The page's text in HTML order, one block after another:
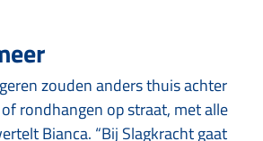
zouden anders thuis achter
rondhangen op straat, met alle
Bianca. “Bij Slagkracht gaat